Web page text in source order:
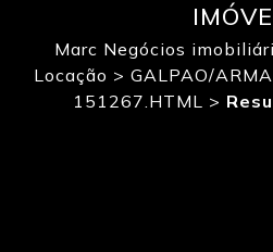
Marc Negócios
Locação > GALPAO/
151267.HTML >